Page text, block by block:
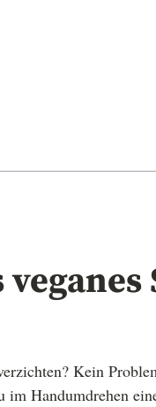
Kein
im Handumdrehen